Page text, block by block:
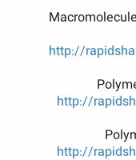
http://
http://
http://